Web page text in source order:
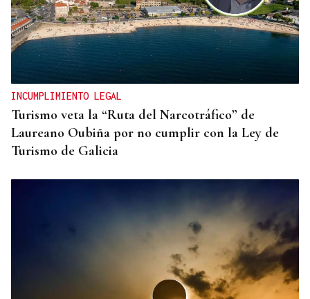
INCUMPLIMIENTO LEGAL
Turismo veta la “Ruta del Narcotráfico” de
Laureano Oubiña por no cumplir con la Ley de
Turismo de Galicia